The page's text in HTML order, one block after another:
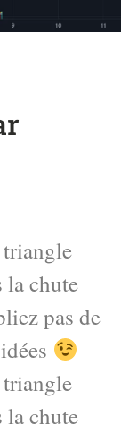
la chute
pas de
la chute